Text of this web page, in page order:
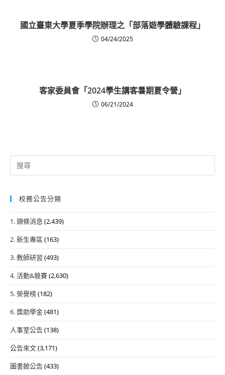
國立臺東大學夏季學院辦理之「部落遊學體驗課程」
04/24/2025
客家委員會「2024學生講客暑期夏令營」
06/21/2024
Search
for:
校務公告分類
1. 頭條消息 (2,439)
2. 新生專區 (163)
3. 教師研習 (493)
4. 活動&競賽(2,630)
5. 榮譽榜(182)
6. 獎助學金(481)
人事室公告(138)
公告來文(3,171)
圖書館公告(433)